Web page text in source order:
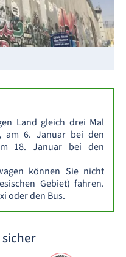
Land gleich drei Mal
am 6. Januar bei den
18. Januar bei den
können Sie nicht
Gebiet) fahren.
oder den Bus.
sicher